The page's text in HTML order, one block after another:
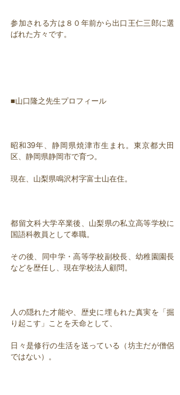
参加される方は８０年前から出口王仁三郎に選
ばれた方々です。
■山口隆之先生プロフィール
昭和39年、静岡県焼津市生まれ。東京都大田
区、静岡県静岡市で育つ。
現在、山梨県鳴沢村字富士山在住。
都留文科大学卒業後、山梨県の私立高等学校に
国語科教員として奉職。
その後、同中学・高等学校副校長、幼稚園園長
などを歴任し、現在学校法人顧問。
人の隠れた才能や、歴史に埋もれた真実を「掘
り起こす」ことを天命として、
日々是修行の生活を送っている（坊主だが僧侶
ではない）。